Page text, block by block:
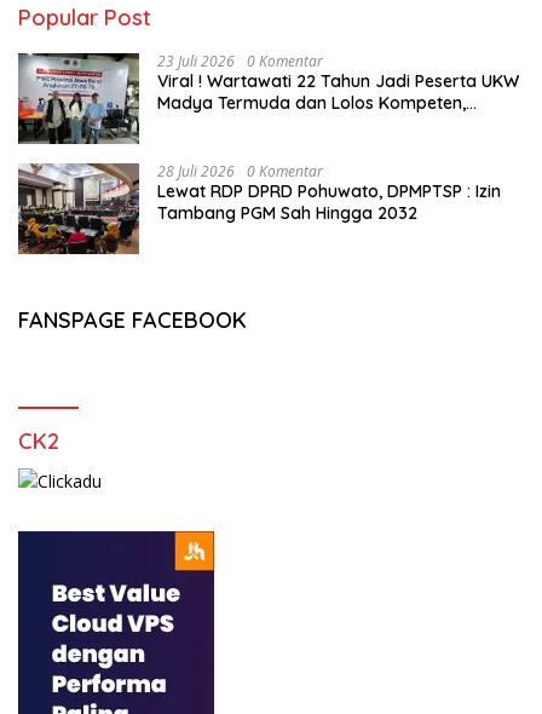
Popular Post
23 Juli 2026 0 Komentar
Viral ! Wartawati 22 Tahun Jadi Peserta UKW
Madya Termuda dan Lolos Kompeten,
28 Juli 2026 0 Komentar
Lewat RDP DPRD Pohuwato, DPMPTSP : Izin
Tambang PGM Sah Hingga 2032
FANSPAGE FACEBOOK
CK2